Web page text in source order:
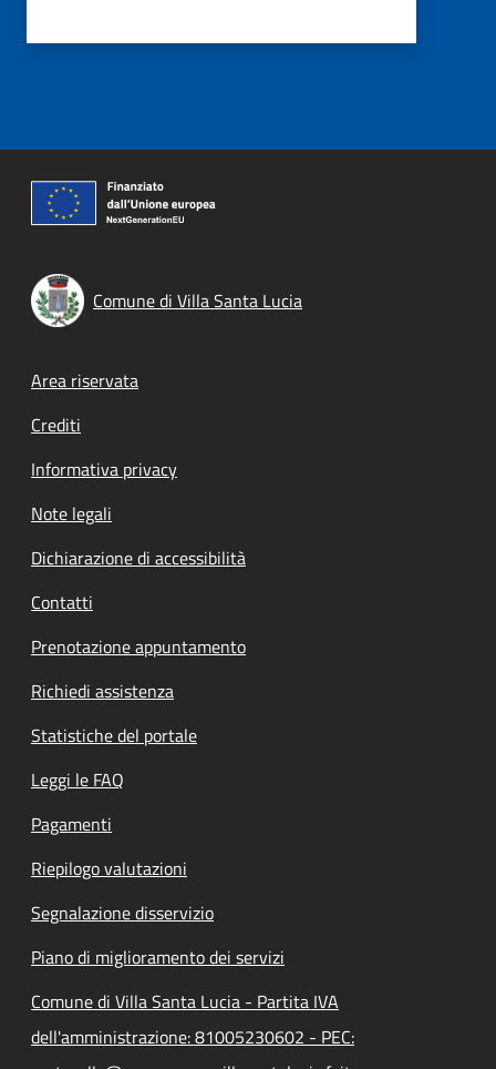
Comune di Villa Santa Lucia
Footer menu
Area riservata
Crediti
Informativa privacy
Note legali
Dichiarazione di accessibilità
Contatti
Prenotazione appuntamento
Richiedi assistenza
Statistiche del portale
Leggi le FAQ
Pagamenti
Riepilogo valutazioni
Segnalazione disservizio
Piano di miglioramento dei servizi
Comune di Villa Santa Lucia - Partita IVA
dell'amministrazione: 81005230602 - PEC: